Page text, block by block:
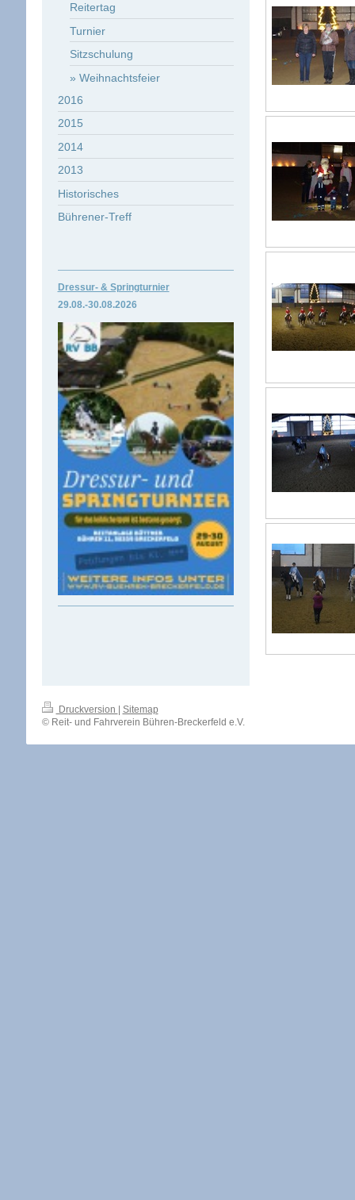
Reitertag
Turnier
Sitzschulung
Weihnachtsfeier
2016
2015
2014
2013
Historisches
Bührener-Treff
Dressur- & Springturnier
29.08.-30.08.2026
Druckversion | Sitemap
© Reit- und Fahrverein Bühren-Breckerfeld e.V.